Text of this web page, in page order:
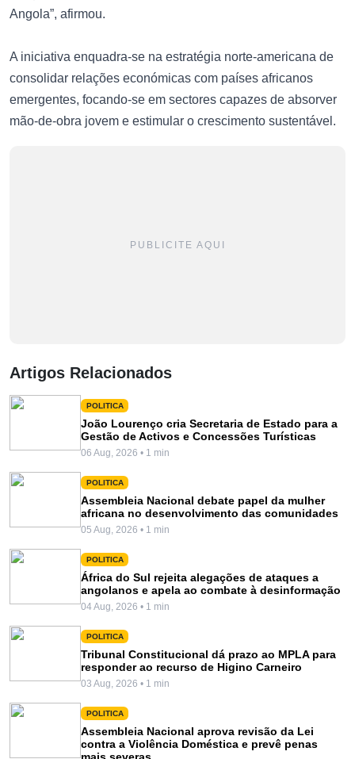
Angola”, afirmou.
A iniciativa enquadra-se na estratégia norte-americana de
consolidar relações económicas com países africanos
emergentes, focando-se em sectores capazes de absorver
mão-de-obra jovem e estimular o crescimento sustentável.
PUBLICITE AQUI
Artigos Relacionados
POLITICA
João Lourenço cria Secretaria de Estado para a
Gestão de Activos e Concessões Turísticas
06 Aug, 2026 • 1 min
POLITICA
Assembleia Nacional debate papel da mulher
africana no desenvolvimento das comunidades
05 Aug, 2026 • 1 min
POLITICA
África do Sul rejeita alegações de ataques a
angolanos e apela ao combate à desinformação
04 Aug, 2026 • 1 min
POLITICA
Tribunal Constitucional dá prazo ao MPLA para
responder ao recurso de Higino Carneiro
03 Aug, 2026 • 1 min
POLITICA
Assembleia Nacional aprova revisão da Lei
contra a Violência Doméstica e prevê penas